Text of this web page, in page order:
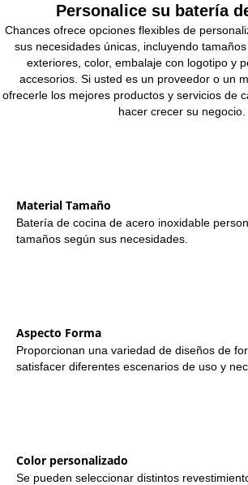
Personalice su batería
Chances ofrece opciones flexibles de
sus necesidades únicas, incluyendo
exteriores, color, embalaje con logotipo y
accesorios. Si usted es un proveedor o un
ofrecerle los mejores productos y servicios de
hacer crecer su negocio.
Material Tamaño
Batería de cocina de acero inoxidable
tamaños según sus necesidades.
Aspecto Forma
Proporcionan una variedad de diseños de
satisfacer diferentes escenarios de uso y
Color personalizado
Se pueden seleccionar distintos